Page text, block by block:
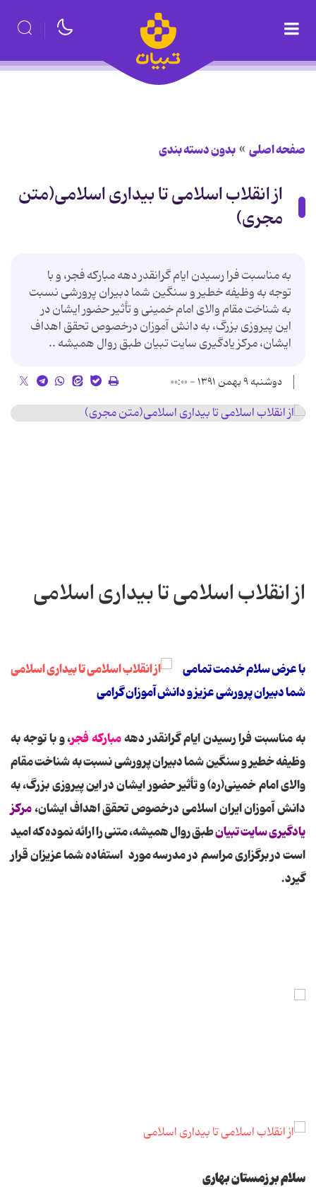
صفحه اصلی بدون دسته بندی
از انقلاب اسلامی تا بیداری اسلامی(متن
مجری)
به مناسبت فرا رسیدن ایام گرانقدر دهه مبارکه فجر، و با
توجه به وظیفه خطیر و سنگین شما دبیران پرورشی نسبت
به شناخت مقام والای امام خمینی و تأثیر حضور ایشان در
این پیروزی بزرگ، به دانش آموزان درخصوص تحقق اهداف
ایشان، مرکز یادگیری سایت تبیان طبق روال همیشه ..
دوشنبه ۹ بهمن ۱۳۹۱ - ۰۰:۰۰
از انقلاب اسلامی تا بیداری اسلامی
با عرض سلام خدمت تمامی
شما دبیران پرورشی عزیز و دانش آموزان گرامی
به مناسبت فرا رسیدن ایام گرانقدر دههمبارکه فجر، و با توجه به
وظیفه خطیر و سنگین شما دبیران پرورشی نسبت به شناخت مقام
والای امام خمینی(ره) و تأثیر حضور ایشان در این پیروزی بزرگ، به
دانش آموزان ایران اسلامی درخصوص تحقق اهداف ایشان،مرکز
یادگیری سایت تبیانطبق روال همیشه، متنی را ارائه نموده که امید
است در برگزاری مراسم در مدرسه مورد استفاده شما عزیزان قرار
گیرد.
سلام بر زمستان بهاری